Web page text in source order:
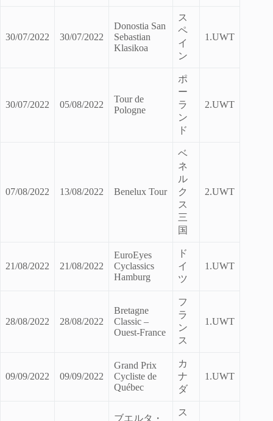
30/07/2022 30/07/2022
Donostia San
Sebastian
Klasikoa
ス
ペ
イ
ン
1.UWT
30/07/2022 05/08/2022
Tour de
Pologne
ポ
ー
ラ
ン
ド
2.UWT
07/08/2022 13/08/2022 Benelux Tour
ベ
ネ
ル
ク
ス
三
国
2.UWT
21/08/2022 21/08/2022
EuroEyes
Cyclassics
Hamburg
ド
イ
ツ
1.UWT
28/08/2022 28/08/2022
Bretagne
Classic –
Ouest-France
フ
ラ
ン
ス
1.UWT
09/09/2022 09/09/2022
Grand Prix
Cycliste de
Québec
カ
ナ
ダ
1.UWT
ブエルタ・
ス